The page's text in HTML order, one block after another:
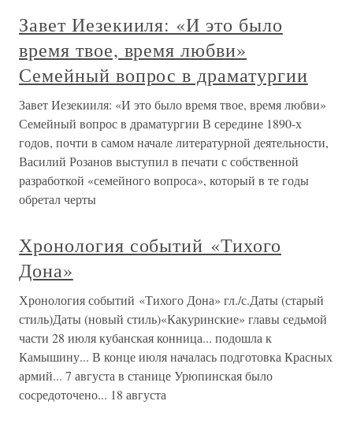
Завет Иезекииля: «И это было
время твое, время любви»
Семейный вопрос в драматургии
Завет Иезекииля: «И это было время твое, время любви»
Семейный вопрос в драматургии В середине 1890-х
годов, почти в самом начале литературной деятельности,
Василий Розанов выступил в печати с собственной
разработкой «семейного вопроса», который в те годы
обретал черты
Хронология событий «Тихого
Дона»
Хронология событий «Тихого Дона» гл./с.Даты (старый
стиль)Даты (новый стиль)«Какуринские» главы седьмой
части 28 июля кубанская конница... подошла к
Камышину... В конце июля началась подготовка Красных
армий... 7 августа в станице Урюпинская было
сосредоточено... 18 августа